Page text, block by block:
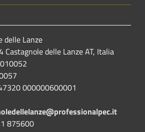
delle Lanze
Castagnole delle Lanze AT, Italia
000000600001
875600